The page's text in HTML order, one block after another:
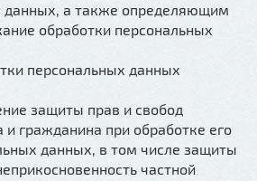
данных, а также определяющим
обработки персональных
персональных данных
защиты прав и свобод
и гражданина при обработке его
данных, в том числе защиты
частной